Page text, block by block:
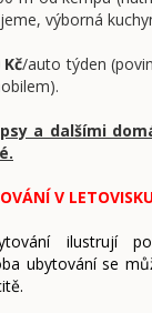
výborná
Kč/auto týden
a dalšími
V
ilustrují
ubytování se